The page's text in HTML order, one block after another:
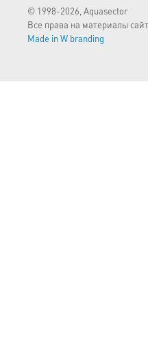
© 1998-2026, Aquasector
Все права на материалы
Made in W branding